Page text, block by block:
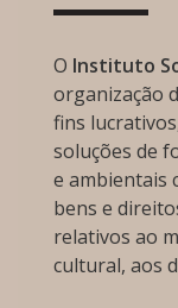
O Instituto
organização
fins
soluções de
e ambientais
bens e
relativos ao
cultural, aos